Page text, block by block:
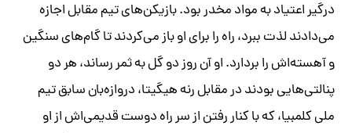
درگیر اعتیاد به مواد مخدر بود. بازیکن‌های تیم مقابل اجازه
می‌دادند لذت ببرد، راه را برای او باز می‌کردند تا گام‌های سنگین
و آهسته‌اش را بردارد. او آن روز دو گل به ثمر رساند، هر دو
پنالتی‌هایی بودند در مقابل رنه هیگیتا، دروازه‌بان سابق تیم
ملی کلمبیا، که با کنار رفتن از سر راه دوست قدیمی‌اش از او